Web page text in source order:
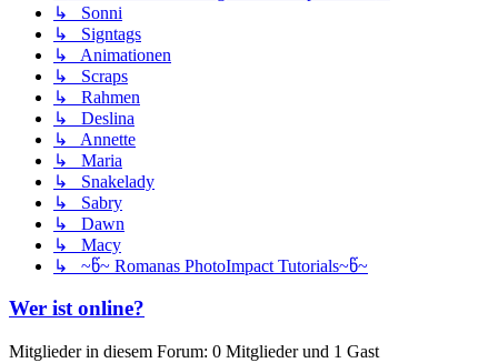
↳ Sonni
↳ Signtags
↳ Animationen
↳ Scraps
↳ Rahmen
↳ Deslina
↳ Annette
↳ Maria
↳ Snakelady
↳ Sabry
↳ Dawn
↳ Macy
↳ ~წ~ Romanas PhotoImpact Tutorials~წ~
Wer ist online?
Mitglieder in diesem Forum: 0 Mitglieder und 1 Gast